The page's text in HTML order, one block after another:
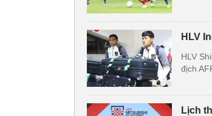
HLV
HLV
địch
Lịch